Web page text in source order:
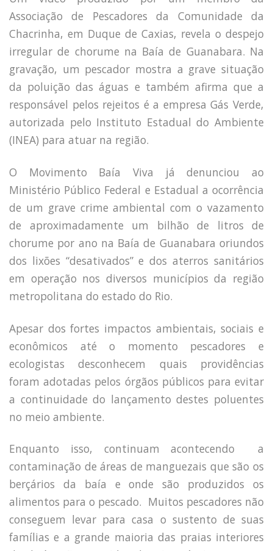
Capacidade de Suporte do Ecossistema
Instrumentos Econômicos na Poluição
Instrumento de Comando e Controle
Princípio do Poluidor Pagador
Nível Ótimo de Poluição
Pigou e poluição
Ronald Coase e Poluição
Críticas ao Teorema
Economia do Setor Público e Meio Ambiente
Publicações
Vídeos Educativos
Associação de Pescadores da Comunidade da
Chacrinha, em Duque de Caxias, revela o despejo
irregular de chorume na Baía de Guanabara. Na
gravação, um pescador mostra a grave situação
da poluição das águas e também afirma que a
responsável pelos rejeitos é a empresa Gás Verde,
autorizada pelo Instituto Estadual do Ambiente
(INEA) para atuar na região.
O Movimento Baía Viva já denunciou ao
Ministério Público Federal e Estadual a ocorrência
de um grave crime ambiental com o vazamento
de aproximadamente um bilhão de litros de
chorume por ano na Baía de Guanabara oriundos
dos lixões “desativados” e dos aterros sanitários
em operação nos diversos municípios da região
metropolitana do estado do Rio.
Apesar dos fortes impactos ambientais, sociais e
econômicos até o momento pescadores e
ecologistas desconhecem quais providências
foram adotadas pelos órgãos públicos para evitar
a continuidade do lançamento destes poluentes
no meio ambiente.
Enquanto isso, continuam acontecendo a
contaminação de áreas de manguezais que são os
berçários da baía e onde são produzidos os
alimentos para o pescado. Muitos pescadores não
conseguem levar para casa o sustento de suas
famílias e a grande maioria das praias interiores